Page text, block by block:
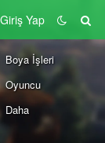
Giriş Yap
Boya İşleri
Oyuncu
Daha